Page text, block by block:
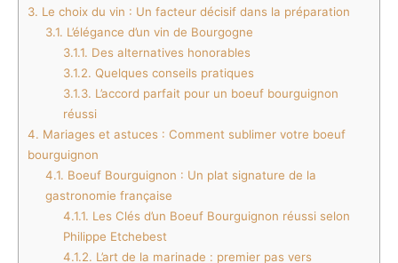
3. Le choix du vin : Un facteur décisif dans la préparation
3.1. L’élégance d’un vin de Bourgogne
3.1.1. Des alternatives honorables
3.1.2. Quelques conseils pratiques
3.1.3. L’accord parfait pour un boeuf bourguignon
réussi
4. Mariages et astuces : Comment sublimer votre boeuf
bourguignon
4.1. Boeuf Bourguignon : Un plat signature de la
gastronomie française
4.1.1. Les Clés d’un Boeuf Bourguignon réussi selon
Philippe Etchebest
4.1.2. L’art de la marinade : premier pas vers